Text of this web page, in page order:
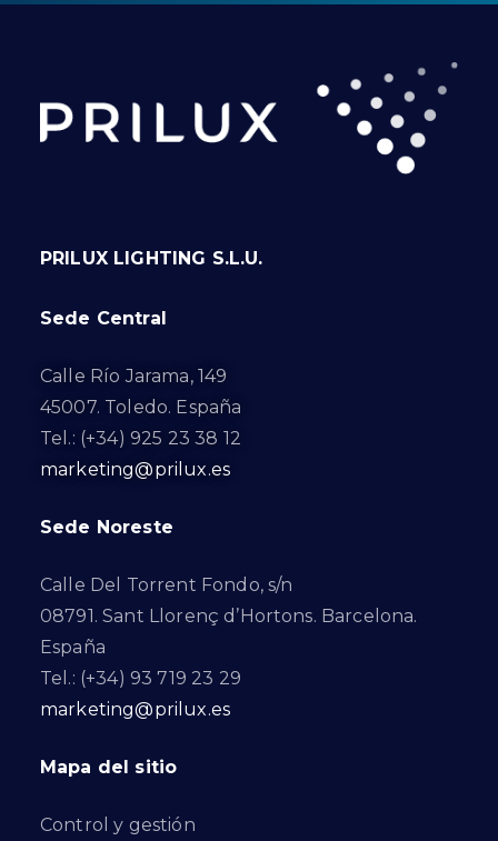
PRILUX LIGHTING S.L.U.
Sede Central
Calle Río Jarama, 149
45007. Toledo. España
Tel.: (+34) 925 23 38 12
marketing@prilux.es
Sede Noreste
Calle Del Torrent Fondo, s/n
08791. Sant Llorenç d’Hortons. Barcelona.
España
Tel.: (+34) 93 719 23 29
marketing@prilux.es
Mapa del sitio
Control y gestión